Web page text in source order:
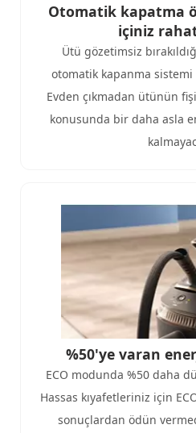
Otomatik kapatma
içiniz
Ütü gözetimsiz
otomatik kapanma
Evden çıkmadan ütünün
konusunda bir daha asla
%50'ye varan
ECO modunda %50 daha
Hassas kıyafetleriniz için
sonuçlardan ödün